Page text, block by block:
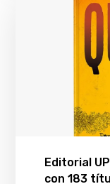
Editorial
con 183